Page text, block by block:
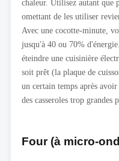
chaleur. Utilisez autant que
omettant de les utiliser
Avec une cocotte-minute,
jusqu'à 40 ou 70%
éteindre une cuisinière
soit prêt (la plaque de
un certain temps après
des casseroles trop grandes
Four (à micro-